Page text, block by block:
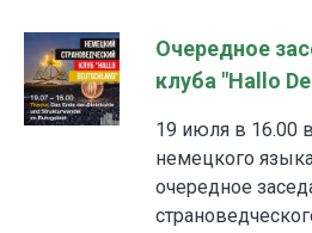
Очередное
клуба "Hallo
19 июля в 16.00
немецкого
очередное